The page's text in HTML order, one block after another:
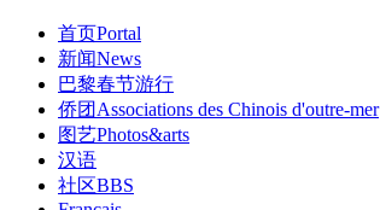
首页Portal
新闻News
巴黎春节游行
侨团 Associations des Chinois d'outre-mer
图艺Photos&arts
汉语
社区BBS